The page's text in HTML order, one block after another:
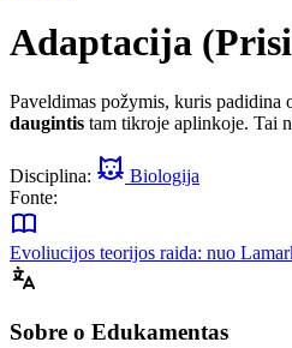
Adaptacija
Paveldimas požymis, kuris padidina
daugintis tam tikroje aplinkoje. Tai
Disciplina:
Biologija
Fonte:
Evoliucijos teorijos raida: nuo
Sobre o Edukamentas